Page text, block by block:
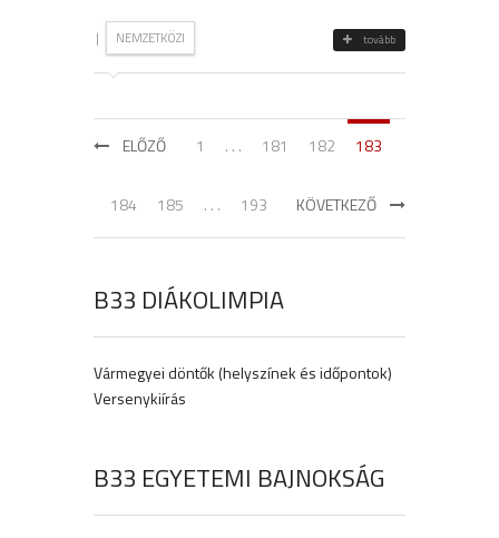
| NEMZETKÖZI tovább
ELŐZŐ 1 . . . 181 182 183
184 185 . . . 193 KÖVETKEZŐ
B33 DIÁKOLIMPIA
Vármegyei döntők (helyszínek és időpontok)
Versenykiírás
B33 EGYETEMI BAJNOKSÁG